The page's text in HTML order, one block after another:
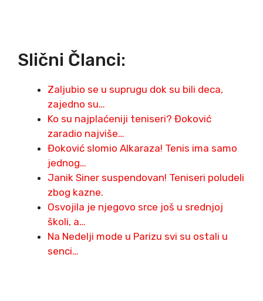
Slični Članci:
Zaljubio se u suprugu dok su bili deca,
zajedno su…
Ko su najplaćeniji teniseri? Đoković
zaradio najviše…
Đoković slomio Alkaraza! Tenis ima samo
jednog…
Janik Siner suspendovan! Teniseri poludeli
zbog kazne.
Osvojila je njegovo srce još u srednjoj
školi, a…
Na Nedelji mode u Parizu svi su ostali u
senci…